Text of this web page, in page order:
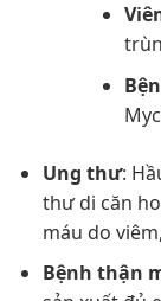
Ung thư:
thư di căn
máu do
Bệnh thận